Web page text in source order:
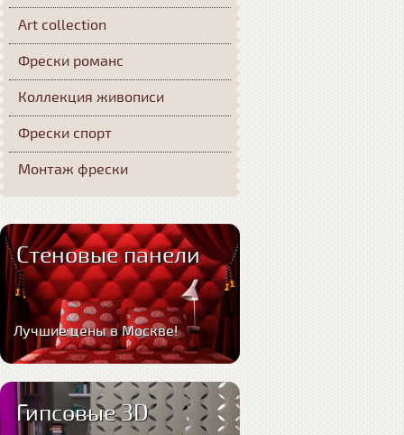
Art collection
Фрески романс
Коллекция живописи
Фрески спорт
Монтаж фрески
Стеновые панели
Лучшие цены в Москве!
Гипсовые 3D